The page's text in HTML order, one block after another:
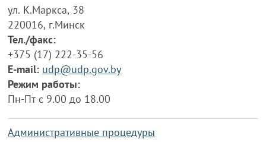
ул. К.Маркса, 38
220016, г.Минск
Тел./факс:
+375 (17) 222-35-56
E-mail: udp@udp.gov.by
Режим работы:
Пн-Пт с 9.00 до 18.00
Административные процедуры